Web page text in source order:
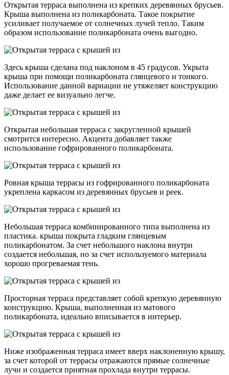
Открытая терраса выполнена из крепких деревянных брусьев.
Крыша выполнена из поликарбоната. Такое покрытие
усиливает получаемое от солнечных лучей тепло. Таким
образом использование поликарбоната очень выгодно.
Здесь крыша сделана под наклоном в 45 градусов. Укрыта
крыша при помощи поликарбоната глянцевого и тонкого.
Использование данной вариации не утяжеляет конструкцию
даже делает ее визуально легче.
Открытая небольшая терраса с закругленной крышей
смотрится интересно. Акцента добавляет также
использование гофрированного поликарбоната.
Ровная крыша террасы из гофрированного поликарбоната
укреплена каркасом из деревянных брусьев и реек.
Небольшая терраса комбинированного типа выполнена из
пластика. крыша покрыта гладким глянцевым
поликарбонатом. За счет небольшого наклона внутри
создается небольшая, но за счет используемого материала
хорошо прогреваемая тень.
Просторная терраса представляет собой крепкую деревянную
конструкцию. Крыша, выполненная из матового
поликарбоната, идеально вписывается в интерьер.
Ниже изображенная терраса имеет вверх наклоненную крышу,
за счет которой от террасы отражаются прямые солнечные
лучи и создается приятная прохлада внутри террасы.